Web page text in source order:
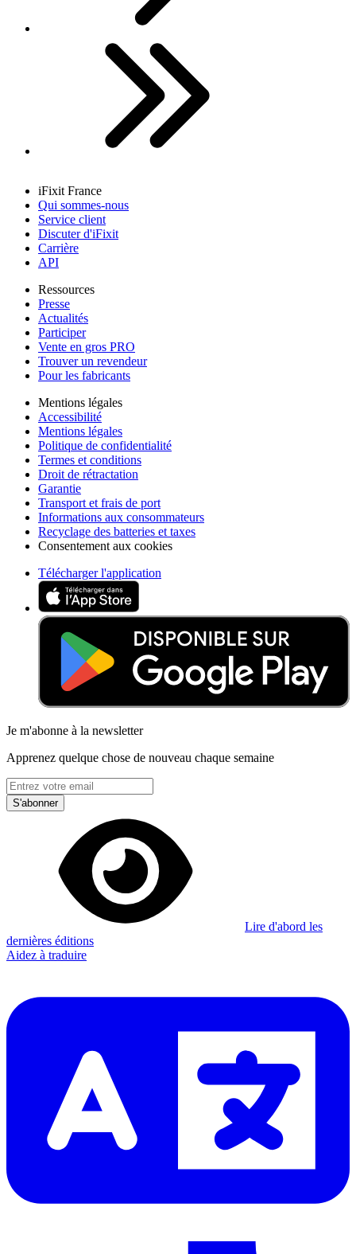
iFixit France
Qui sommes-nous
Service client
Discuter d'iFixit
Carrière
API
Ressources
Presse
Actualités
Participer
Vente en gros PRO
Trouver un revendeur
Pour les fabricants
Mentions légales
Accessibilité
Mentions légales
Politique de confidentialité
Termes et conditions
Droit de rétractation
Garantie
Transport et frais de port
Informations aux consommateurs
Recyclage des batteries et taxes
Consentement aux cookies
Télécharger l'application
Je m'abonne à la newsletter
Apprenez quelque chose de nouveau chaque semaine
S'abonner
Lire d'abord les
dernières éditions
Aidez à traduire